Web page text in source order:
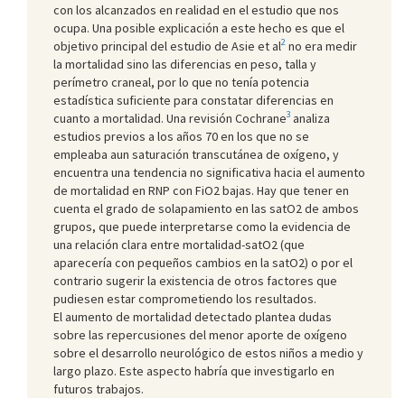
con los alcanzados en realidad en el estudio que nos
ocupa. Una posible explicación a este hecho es que el
objetivo principal del estudio de Asie et al2 no era medir
la mortalidad sino las diferencias en peso, talla y
perímetro craneal, por lo que no tenía potencia
estadística suficiente para constatar diferencias en
cuanto a mortalidad. Una revisión Cochrane3 analiza
estudios previos a los años 70 en los que no se
empleaba aun saturación transcutánea de oxígeno, y
encuentra una tendencia no significativa hacia el aumento
de mortalidad en RNP con FiO2 bajas. Hay que tener en
cuenta el grado de solapamiento en las satO2 de ambos
grupos, que puede interpretarse como la evidencia de
una relación clara entre mortalidad-satO2 (que
aparecería con pequeños cambios en la satO2) o por el
contrario sugerir la existencia de otros factores que
pudiesen estar comprometiendo los resultados.
El aumento de mortalidad detectado plantea dudas
sobre las repercusiones del menor aporte de oxígeno
sobre el desarrollo neurológico de estos niños a medio y
largo plazo. Este aspecto habría que investigarlo en
futuros trabajos.